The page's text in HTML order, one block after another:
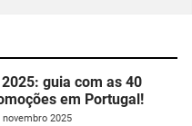
guia com as 40
em Portugal!
novembro 2025